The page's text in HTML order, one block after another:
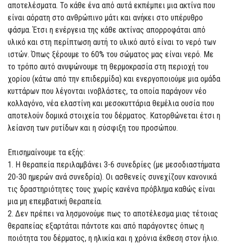
αποτελέσματα. Το κάθε ένα από αυτά εκπέμπει μια ακτίνα που
είναι αόρατη στο ανθρώπινο μάτι και ανήκει στο υπέρυθρο
φάσμα. Έτσι η ενέργεια της κάθε ακτίνας απορροφάται από
υλικό και στη περίπτωση αυτή το υλικό αυτό είναι το νερό των
ιστών. Όπως ξέρουμε το 60% του σώματος μας είναι νερό. Με
το τρόπο αυτό ανυψώνουμε τη θερμοκρασία στη περιοχή του
χορίου (κάτω από την επιδερμίδα) και ενεργοποιούμε μια ομάδα
κυττάρων που λέγονται ινοβλάστες, τα οποία παράγουν νέο
κολλαγόνο, νέα ελαστίνη και μεσοκυττάρια θεμέλια ουσία που
αποτελούν δομικά στοιχεία του δέρματος. Κατορθώνεται έτσι η
λείανση των ρυτίδων και η σύσφιξη του προσώπου.
Επισημαίνουμε τα εξής:
1. Η θεραπεία περιλαμβάνει 3-6 συνεδρίες (με μεσοδιαστήματα
20-30 ημερών ανά συνεδρία). Οι ασθενείς συνεχίζουν κανονικά
τις δραστηριότητες τους χωρίς κανένα πρόβλημα καθώς είναι
μια μη επεμβατική θεραπεία.
2. Δεν πρέπει να λησμονούμε πως το αποτέλεσμα μιας τέτοιας
θεραπείας εξαρτάται πάντοτε και από παράγοντες όπως η
ποιότητα του δέρματος, η ηλικία και η χρόνια έκθεση στον ήλιο.